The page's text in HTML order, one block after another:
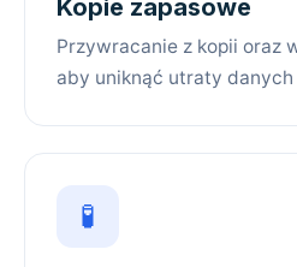
Kopie zapasowe
Przywracanie z kopii oraz
aby uniknąć utraty danych
🧪